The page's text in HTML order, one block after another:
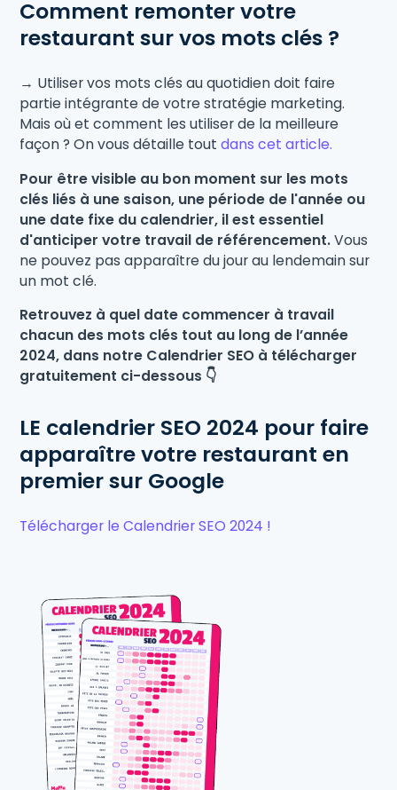
Comment remonter votre
restaurant sur vos mots clés ?
→ Utiliser vos mots clés au quotidien doit faire
partie intégrante de votre stratégie marketing.
Mais où et comment les utiliser de la meilleure
façon ? On vous détaille toutdans cet article.
Pour être visible au bon moment sur les mots
clés liés à une saison, une période de l'année ou
une date fixe du calendrier, il est essentiel
d'anticiper votre travail de référencement.Vous
ne pouvez pas apparaître du jour au lendemain sur
un mot clé.
Retrouvez à quel date commencer à travail
chacun des mots clés tout au long de l’année
2024, dans notre Calendrier SEO à télécharger
gratuitement ci-dessous 👇
LE calendrier SEO 2024 pour faire
apparaître votre restaurant en
premier sur Google
Télécharger le Calendrier SEO 2024 !